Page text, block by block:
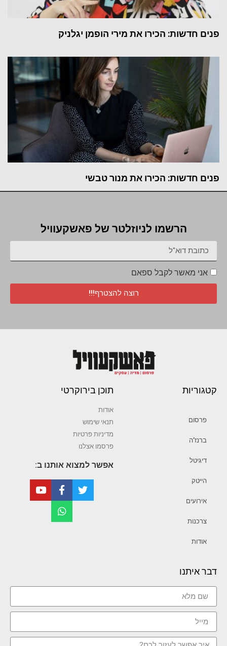
פנים חדשות: הכירו את מירי הופמן יגלניק
פנים חדשות: הכירו את מנור טבשי
הרשמו לניוזלטר של פאשקעוויל
אני מאשר לקבל ספאם
רוצה להצטרף!!!
קטגוריות
פרסום
ברנז’ה
דיגיטל
הייטק
אירועים
צרכנות
אודות
תוכן בירוקרטי
אודות
תנאי שימוש
מדיניות פרטיות
פרסמו אצלנו
אפשר למצוא אותנו ב:
דבר איתנו